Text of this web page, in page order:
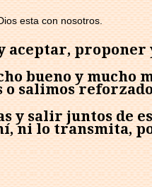
esta con nosotros.
aceptar, proponer
bueno y mucho
salimos
y salir juntos de
ni lo transmita,